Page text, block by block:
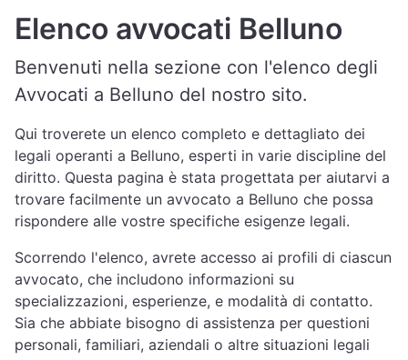
Elenco avvocati Belluno
Benvenuti nella sezione con l'elenco degli
Avvocati a Belluno del nostro sito.
Qui troverete un elenco completo e dettagliato dei
legali operanti a Belluno, esperti in varie discipline del
diritto. Questa pagina è stata progettata per aiutarvi a
trovare facilmente un avvocato a Belluno che possa
rispondere alle vostre specifiche esigenze legali.
Scorrendo l'elenco, avrete accesso ai profili di ciascun
avvocato, che includono informazioni su
specializzazioni, esperienze, e modalità di contatto.
Sia che abbiate bisogno di assistenza per questioni
personali, familiari, aziendali o altre situazioni legali